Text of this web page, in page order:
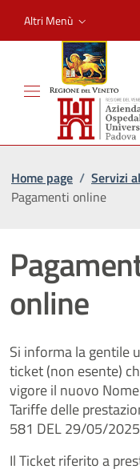
Altri Menù
Home page / Servizi
Pagamenti online
online
Si informa la gentile
ticket (non esente)
vigore il nuovo
Tariffe delle
581 DEL 29/05/
Il Ticket riferito a